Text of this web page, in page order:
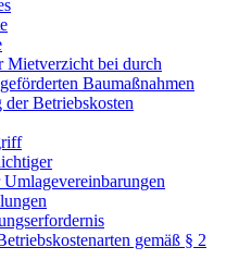
Mietverzicht bei durch
Baumaßnahmen
Betriebskosten
gemäß § 2